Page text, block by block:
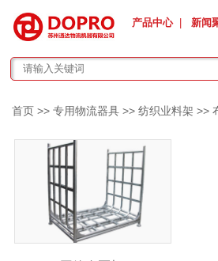
产品中心 新闻
首页 >> 专用物流器具 >> 纺织业料架 >>